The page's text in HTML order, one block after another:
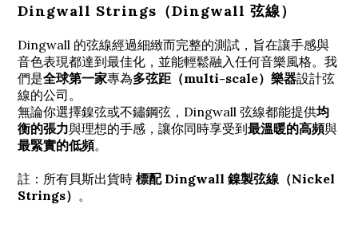
Dingwall Strings（Dingwall 弦線）
Dingwall 的弦線經過細緻而完整的測試，旨在讓手感與
音色表現都達到最佳化，並能輕鬆融入任何音樂風格。我
們是全球第一家專為多弦距（multi-scale）樂器設計弦
線的公司。
無論你選擇鎳弦或不鏽鋼弦，Dingwall 弦線都能提供均
衡的張力與理想的手感，讓你同時享受到最溫暖的高頻與
最緊實的低頻。
註：所有貝斯出貨時 標配 Dingwall 鎳製弦線（Nickel
Strings） 。